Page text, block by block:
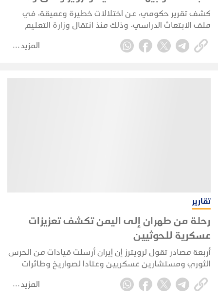
عائلة تستحوذ على المنح
كشف تقرير حكومي، عن اختلالات خطيرة وعميقة، في
ملف الابتعاث الدراسي، وذلك منذ انتقال وزارة التعليم
بـ"العشوائية والفوضى"، في ظل غياب تام للرقابة المزيد
تقارير
رحلة من طهران إلى اليمن تكشف تعزيزات
عسكرية للحوثيين
أربعة مصادر تقول لرويترز إن إيران أرسلت قيادات من الحرس
الثوري ومستشارين عسكريين وعتادا لصواريخ وطائرات
مسيرة لليمن هذا الشهر في خطوة تشير إلى أن طهران
تسعى لتعزيز قدرة حلفائها الحوثيين في اليمن على تهديد
المزيد